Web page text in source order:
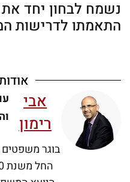
נשמח לבחון יחד
התאמתו לדרישות
אבי
רימון